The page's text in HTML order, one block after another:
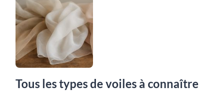
Tous les types de voiles à connaître